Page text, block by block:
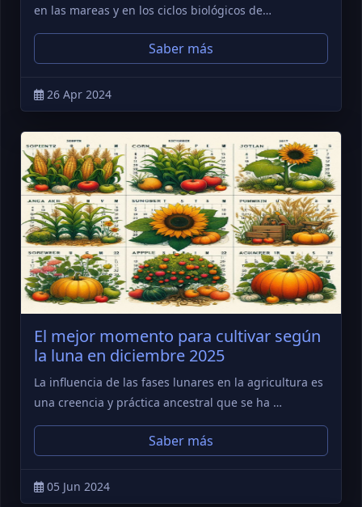
en las mareas y en los ciclos biológicos de…
Saber más
26 Apr 2024
El mejor momento para cultivar según
la luna en diciembre 2025
La influencia de las fases lunares en la agricultura es
una creencia y práctica ancestral que se ha …
Saber más
05 Jun 2024